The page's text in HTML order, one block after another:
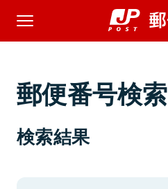
郵便番号検索
検索結果